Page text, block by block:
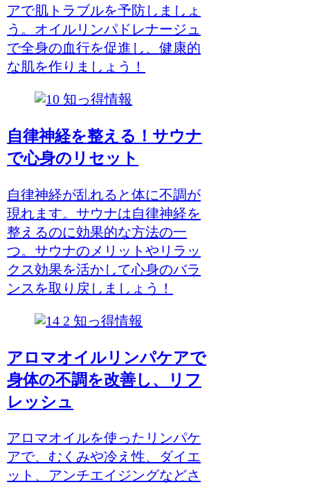
アで肌トラブルを予防しましょ
う。オイルリンパドレナージュ
で全身の血行を促進し、健康的
な肌を作りましょう！
知っ得情報
自律神経を整える！サウナ
で心身のリセット
自律神経が乱れると体に不調が
現れます。サウナは自律神経を
整えるのに効果的な方法の一
つ。サウナのメリットやリラッ
クス効果を活かして心身のバラ
ンスを取り戻しましょう！
知っ得情報
アロマオイルリンパケアで
身体の不調を改善し、リフ
レッシュ
アロマオイルを使ったリンパケ
アで、むくみや冷え性、ダイエ
ット、アンチエイジングなどさ